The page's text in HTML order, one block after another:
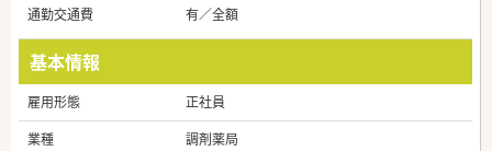
通勤交通費
有／全額
基本情報
雇用形態
正社員
業種
調剤薬局